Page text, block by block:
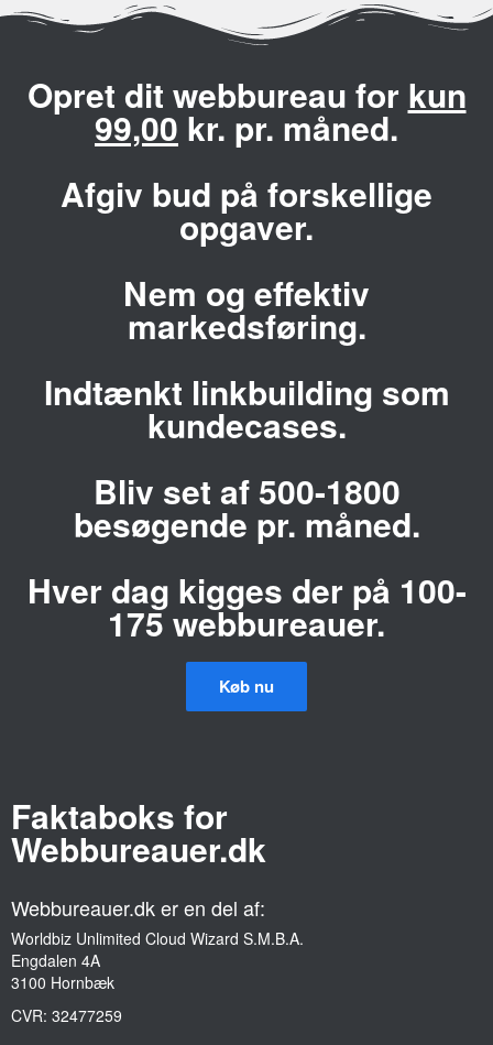
Opret dit webbureau for kun
99,00 kr. pr. måned.
Afgiv bud på forskellige
opgaver.
Nem og effektiv
markedsføring.
Indtænkt linkbuilding som
kundecases.
Bliv set af 500-1800
besøgende pr. måned.
Hver dag kigges der på 100-
175 webbureauer.
Køb nu
Faktaboks for
Webbureauer.dk
Webbureauer.dk er en del af:
Worldbiz Unlimited Cloud Wizard S.M.B.A.
Engdalen 4A
3100 Hornbæk
CVR: 32477259